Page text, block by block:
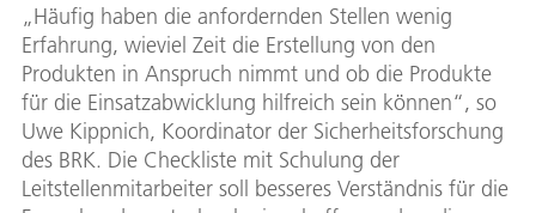
„Häufig haben die anfordernden Stellen wenig
Erfahrung, wieviel Zeit die Erstellung von den
Produkten in Anspruch nimmt und ob die Produkte
für die Einsatzabwicklung hilfreich sein können“, so
Uwe Kippnich, Koordinator der Sicherheitsforschung
des BRK. Die Checkliste mit Schulung der
Leitstellenmitarbeiter soll besseres Verständnis für die